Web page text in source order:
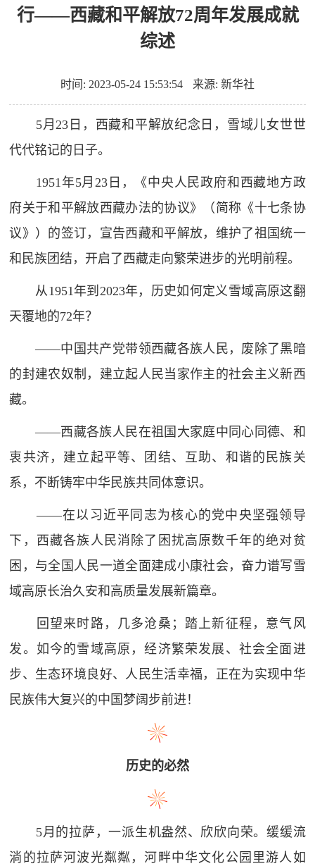
行——西藏和平解放72周年发展成就
综述
时间: 2023-05-24 15:53:54 来源: 新华社
5月23日，西藏和平解放纪念日，雪域儿女世世
代代铭记的日子。
1951年5月23日，《中央人民政府和西藏地方政
府关于和平解放西藏办法的协议》（简称《十七条协
议》）的签订，宣告西藏和平解放，维护了祖国统一
和民族团结，开启了西藏走向繁荣进步的光明前程。
从1951年到2023年，历史如何定义雪域高原这翻
天覆地的72年？
——中国共产党带领西藏各族人民，废除了黑暗
的封建农奴制，建立起人民当家作主的社会主义新西
藏。
——西藏各族人民在祖国大家庭中同心同德、和
衷共济，建立起平等、团结、互助、和谐的民族关
系，不断铸牢中华民族共同体意识。
——在以习近平同志为核心的党中央坚强领导
下，西藏各族人民消除了困扰高原数千年的绝对贫
困，与全国人民一道全面建成小康社会，奋力谱写雪
域高原长治久安和高质量发展新篇章。
回望来时路，几多沧桑；踏上新征程，意气风
发。如今的雪域高原，经济繁荣发展、社会全面进
步、生态环境良好、人民生活幸福，正在为实现中华
民族伟大复兴的中国梦阔步前进！
历史的必然
5月的拉萨，一派生机盎然、欣欣向荣。缓缓流
淌的拉萨河波光粼粼，河畔中华文化公园里游人如